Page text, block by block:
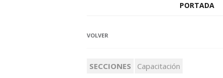
PORTADA
VOLVER
SECCIONES Capacitación